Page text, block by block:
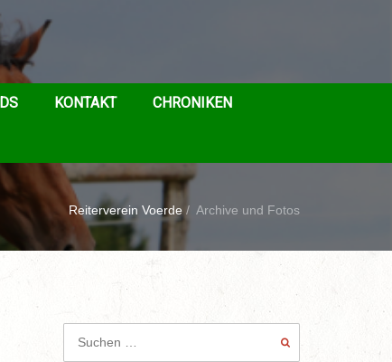
KONTAKT CHRONIKEN
Reiterverein Voerde / Archive und Fotos